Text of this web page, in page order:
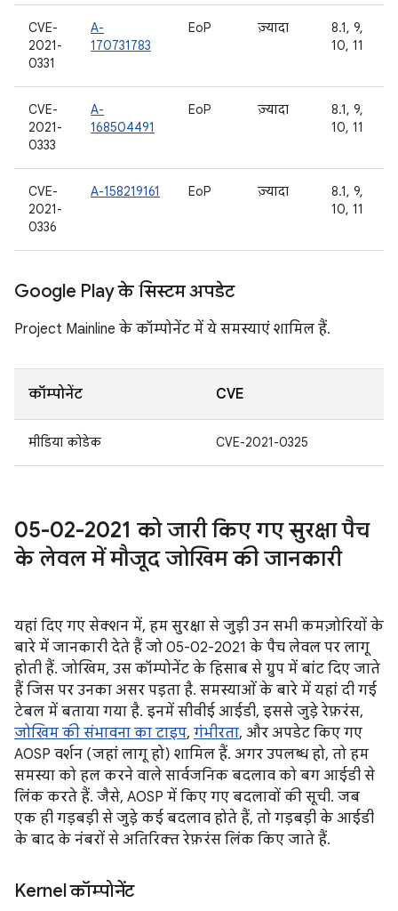
CVE-
2021-
0331
A-
170731783
EoP ज़्यादा
8.1, 9,
10, 11
CVE-
2021-
0333
A-
168504491
EoP ज़्यादा
8.1, 9,
10, 11
CVE-
2021-
0336
A-158219161 EoP ज़्यादा
8.1, 9,
10, 11
Google Play के सिस्टम अपडेट
Project Mainline के कॉम्पोनेंट में ये समस्याएं शामिल हैं.
कॉम्पोनेंट CVE
मीडिया कोडेक CVE-2021-0325
05-02-2021 को जारी किए गए सुरक्षा पैच
के लेवल में मौजूद जोखिम की जानकारी
यहां दिए गए सेक्शन में, हम सुरक्षा से जुड़ी उन सभी कमज़ोरियों के
बारे में जानकारी देते हैं जो 05-02-2021 के पैच लेवल पर लागू
होती हैं. जोखिम, उस कॉम्पोनेंट के हिसाब से ग्रुप में बांट दिए जाते
हैं जिस पर उनका असर पड़ता है. समस्याओं के बारे में यहां दी गई
टेबल में बताया गया है. इनमें सीवीई आईडी, इससे जुड़े रेफ़रंस,
जोखिम की संभावना का टाइप, गंभीरता, और अपडेट किए गए
AOSP वर्शन (जहां लागू हो) शामिल हैं. अगर उपलब्ध हो, तो हम
समस्या को हल करने वाले सार्वजनिक बदलाव को बग आईडी से
लिंक करते हैं. जैसे, AOSP में किए गए बदलावों की सूची. जब
एक ही गड़बड़ी से जुड़े कई बदलाव होते हैं, तो गड़बड़ी के आईडी
के बाद के नंबरों से अतिरिक्त रेफ़रंस लिंक किए जाते हैं.
Kernel कॉम्पोनेंट